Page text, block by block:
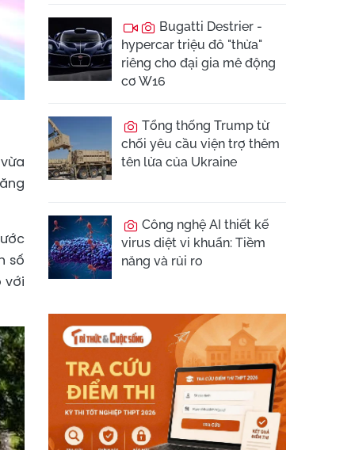
số
với
Bugatti Destrier -
hypercar triệu đô "thửa"
riêng cho đại gia mê động
cơ W16
Tổng thống Trump từ
chối yêu cầu viện trợ thêm
tên lửa của Ukraine
Công nghệ AI thiết kế
virus diệt vi khuẩn: Tiềm
năng và rủi ro